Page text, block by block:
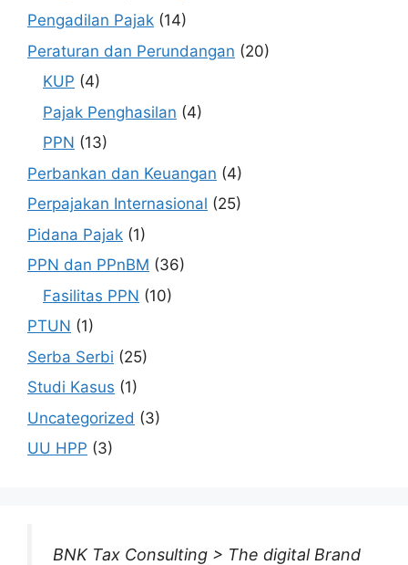
Pengadilan Pajak (14)
Peraturan dan Perundangan (20)
KUP (4)
Pajak Penghasilan (4)
PPN (13)
Perbankan dan Keuangan (4)
Perpajakan Internasional (25)
Pidana Pajak (1)
PPN dan PPnBM (36)
Fasilitas PPN (10)
PTUN (1)
Serba Serbi (25)
Studi Kasus (1)
Uncategorized (3)
UU HPP (3)
BNK Tax Consulting > The digital Brand